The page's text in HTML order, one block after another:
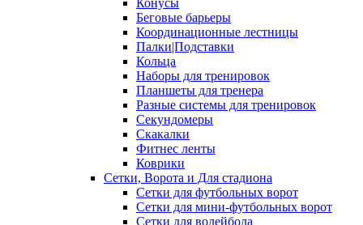
Конусы
Беговые барьеры
Координационные лестницы
Палки|Подставки
Кольца
Наборы для тренировок
Планшеты для тренера
Разные системы для тренировок
Секундомеры
Скакалки
Фитнес ленты
Коврики
Сетки, Ворота и Для стадиона
Сетки для футбольных ворот
Сетки для мини-футбольных ворот
Сетки для волейбола